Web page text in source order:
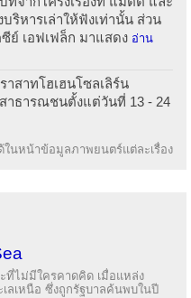
ริหารเล่าให้ฟังเท่านั้น ส่วน
ย์ เอฟเฟล็ก มาแสดง อ่าน
าสาทโฮเฮนโซลเลิร์น
าธารณชนตั้งแต่วันที่ 13 - 24
ในหน้าข้อมูลภาพยนตร์แต่ละเรื่อง
ที่ไม่มีใครคาดคิด เมื่อแหล่ง
ลเหนือ ซึ่งถูกรัฐบาลค้นพบในปี